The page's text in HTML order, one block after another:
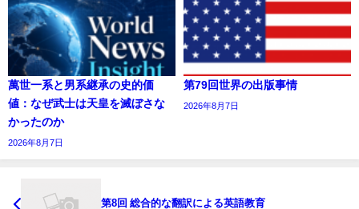
萬世一系と男系継承の史的価
値：なぜ武士は天皇を滅ぼさな
かったのか
2026年8月7日
第79回世界の出版事情
2026年8月7日
第8回 総合的な翻訳による英語教育